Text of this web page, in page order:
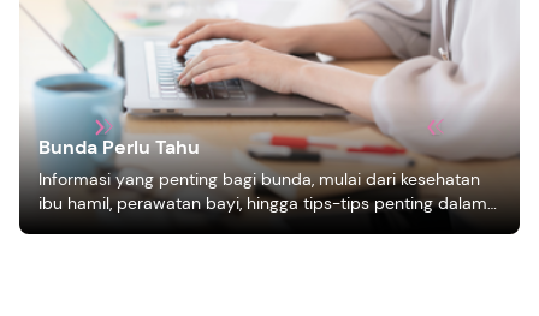
Bunda Perlu Tahu
Informasi yang penting bagi bunda, mulai dari kesehatan
ibu hamil, perawatan bayi, hingga tips-tips penting dalam